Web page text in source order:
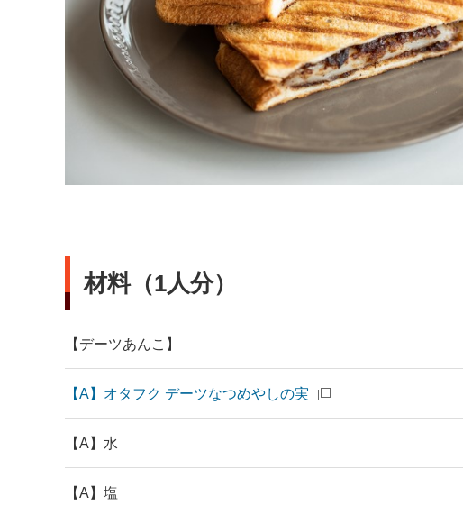
材料（1人分）
【デーツあんこ】
【A】オタフク デーツなつめやしの実
【A】水
【A】塩